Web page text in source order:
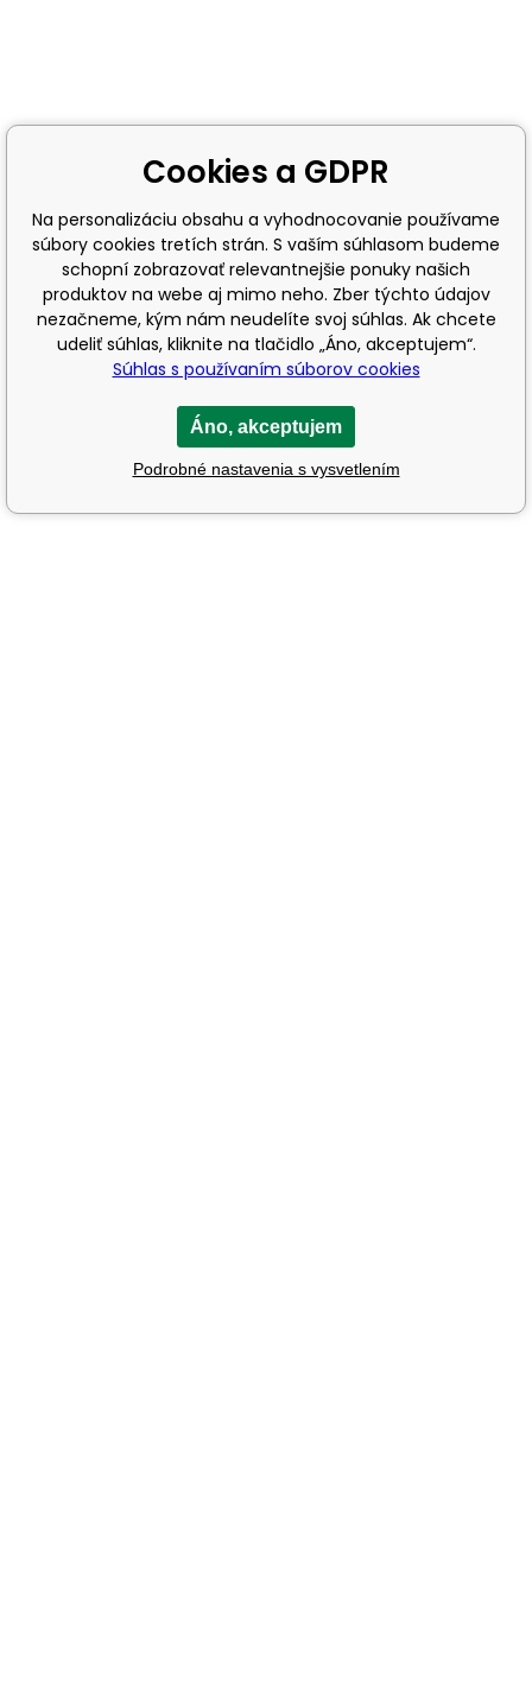
Cookies a GDPR
Na personalizáciu obsahu a vyhodnocovanie používame
súbory cookies tretích strán. S vaším súhlasom budeme
schopní zobrazovať relevantnejšie ponuky našich
produktov na webe aj mimo neho. Zber týchto údajov
nezačneme, kým nám neudelíte svoj súhlas. Ak chcete
udeliť súhlas, kliknite na tlačidlo „Áno, akceptujem“.
Súhlas s používaním súborov cookies
Áno, akceptujem
Podrobné nastavenia s vysvetlením